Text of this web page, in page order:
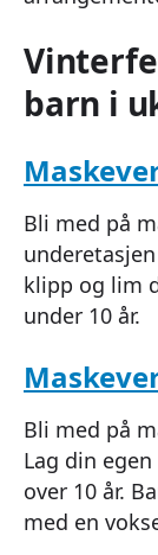
barn i
Bli med på
klipp og lim
under 10 år.
Bli med på
Lag din
over 10 år.
med en